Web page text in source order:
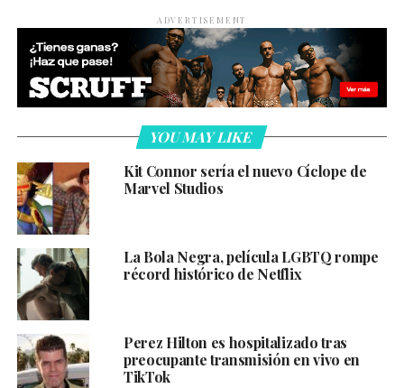
ADVERTISEMENT
YOU MAY LIKE
Kit Connor sería el nuevo Cíclope de
Marvel Studios
La Bola Negra, película LGBTQ rompe
récord histórico de Netflix
Perez Hilton es hospitalizado tras
preocupante transmisión en vivo en
TikTok